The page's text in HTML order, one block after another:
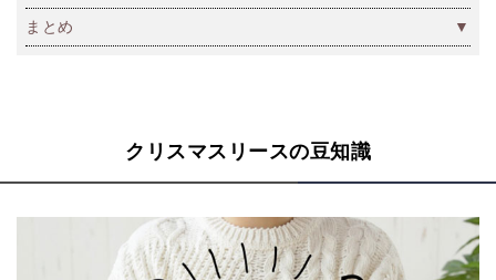
まとめ
クリスマスリースの豆知識